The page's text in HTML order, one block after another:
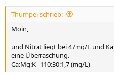
Thumper schrieb:
Moin,
und Nitrat liegt bei 47mg/L und
eine Überraschung.
Ca:Mg:K - 110:30:1,7 (mg/L)